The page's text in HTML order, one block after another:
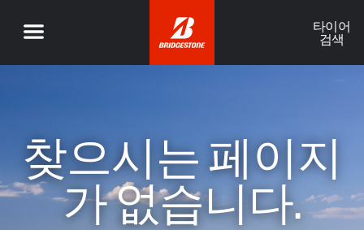
타이어
검색
찾으시는 페이지
가 없습니다.